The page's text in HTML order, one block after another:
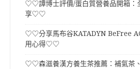
♡♡譚博士評價/蛋白質營養品開箱：
享♡♡
♡♡分享馬布谷KATADYN BeFree
用心得♡♡
♡♡森滋養漢方養生茶推薦：補氣茶